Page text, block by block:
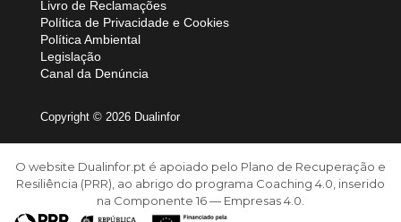
Livro de Reclamações
Política de Privacidade e Cookies
Política Ambiental
Legislação
Canal da Denúncia
Copyright © 2026 Dualinfor
O website Dualinfor.pt é apoiado pelo Plano de Recuperação e
Resiliência (PRR), ao abrigo do programa Coaching 4.0, inserido
na Componente 16 — Empresas 4.0.